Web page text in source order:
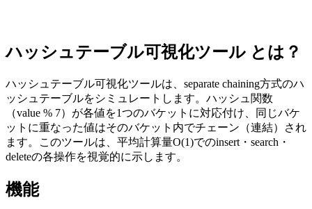
ハッシュテーブル可視化ツール とは？
ハッシュテーブル可視化ツールは、separate chaining方式のハ
ッシュテーブルをシミュレートします。ハッシュ関数
（value % 7）が各値を1つのバケットに対応付け、同じバケ
ットに重なった値はそのバケット内でチェーン（連結）され
ます。このツールは、平均計算量O(1)でのinsert・search・
deleteの各操作を視覚的に示します。
機能